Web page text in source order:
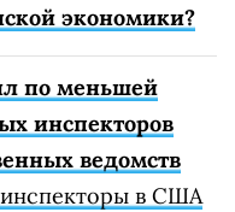
экономики?
по меньшей
инспекторов
ведомств
в США